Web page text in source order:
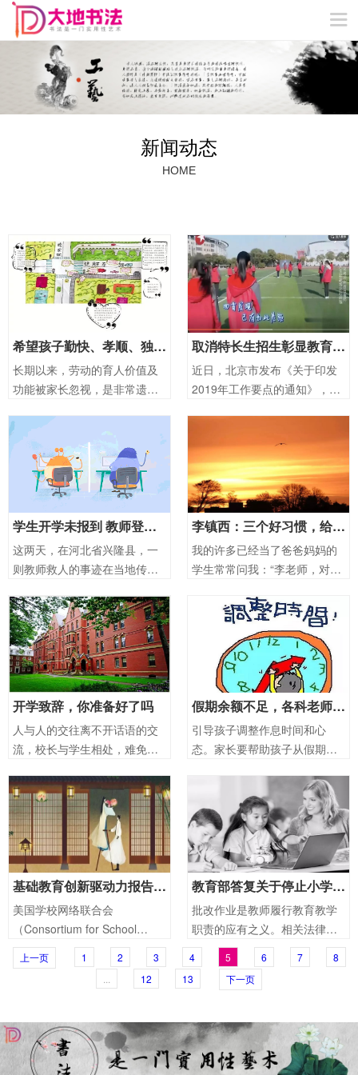
新闻动态
HOME
希望孩子勤快、孝顺、独立、自信？那一定不能忘了这项教育
长期以来，劳动的育人价值及
功能被家长忽视，是非常遗憾
个人的劳动素养在成长和生活
中都有极其重要的地位。就像
一个人的书卷气无法掩饰，一
个人的劳动素养甚至可一目了
然。
取消特长生招生彰显教育公平
近日，北京市发布《关于印发
2019年工作要点的通知》，在
主要有两点：一是“完善义务教
育入学规则，取消特长生招
生，全部名额用于派位”；二
是“从今年开始
学生开学未报到 教师登门救四人 | 身边的感动
这两天，在河北省兴隆县，一
则教师救人的事迹在当地传
的故事。 2月25日，是当地中
小学新学期开学的日子。已到
新春正月廿一，但地处燕山的
河北兴隆，天气仍然寒冷。
李镇西：三个好习惯，给年轻父母的家庭教育小建议
我的许多已经当了爸爸妈妈的
学生常常问我：“李老师，对我
议吗？”我总是说：“让孩子勤健
身、有礼貌、多读书，有了这
三个伴随一生的习惯，你的孩
子一定会成为幸福的人。”
开学致辞，你准备好了吗
人与人的交往离不开话语的交
流，校长与学生相处，难免也
的活动中，校长讲话也是常有
的事儿。 私下面聊，来得自
由，校长们大多能走进学生心
坎里，但在正式场合，校长有
时候就会有点“架
假期余额不足，各科老师支招帮孩子收收心
引导孩子调整作息时间和心
态。家长要帮助孩子从假期愉
免情绪和心理上过分沉浸于寒
假、春节中而迟迟不能适应正
常的学习轨道。要开始调整孩
子的作息时间，调节情绪，收
住孩子“疯玩”的心。
基础教育创新驱动力报告聚焦新技术如何推动教学变革
美国学校网络联合会
（Consortium for School
Networking，以下简
称“CoSN”）是一家面向教育技
术领导者并致力于教育变革的
《地平线报告》基础教育版
教育部答复关于停止小学老师用手机微信和QQ对学生及家长布置和提交作业的提案
批改作业是教师履行教育教学
职责的应有之义。相关法律法
规对此做了明确规定。《教师
法》第七条规定，教师享有指
导学生的学习和发展，评定学
第八条规定，教师应当履行教
师聘约，完成教育教
上一页 1 2 3 4 5 6 7
8
12 13 下一页